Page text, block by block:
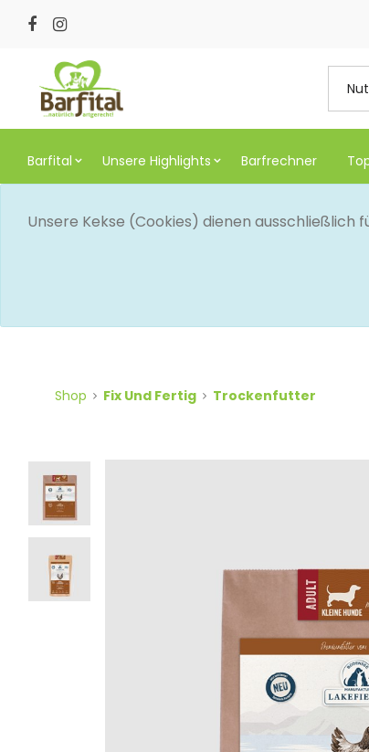
Barfital Unsere Highlights Barfrechner
Unsere Kekse (Cookies) dienen ausschließlich
Shop Fix Und Fertig Trockenfutter